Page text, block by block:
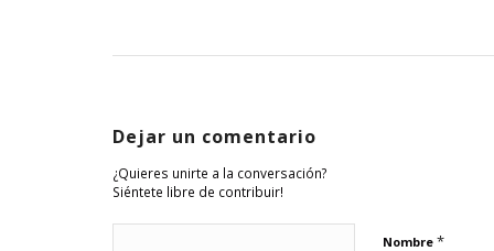
Dejar un comentario
¿Quieres unirte a la conversación?
Siéntete libre de contribuir!
Nombre *